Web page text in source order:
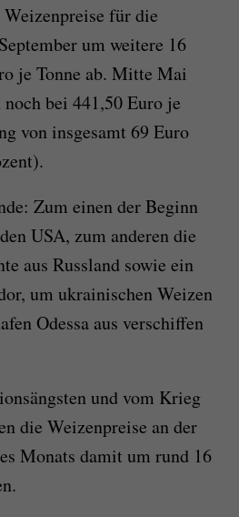
für die
um weitere 16
je Tonne ab. Mitte Mai
bei 441,50 Euro je
von insgesamt 69 Euro
Zum einen der Beginn
USA, zum anderen die
aus Russland sowie ein
um ukrainischen Weizen
Odessa aus verschiffen
und vom Krieg
die Weizenpreise an der
Monats damit um rund 16